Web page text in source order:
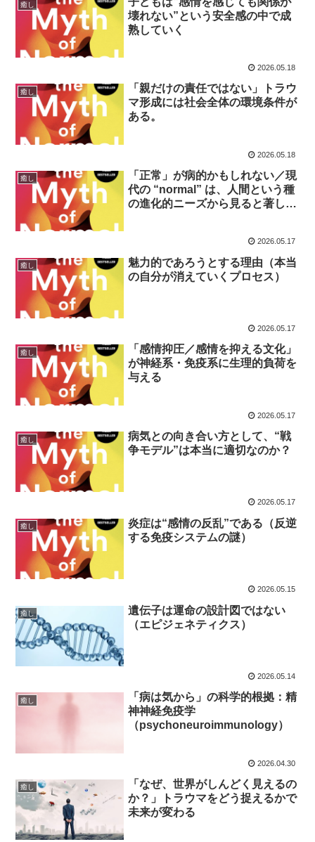
癒し
壊れない”という安全感の中で成
熟していく
2026.05.18
癒し
「親だけの責任ではない」トラウ
マ形成には社会全体の環境条件が
ある。
2026.05.18
癒し
「正常」が病的かもしれない／現
代の “normal” は、人間という種
の進化的ニーズから見ると著しく
2026.05.17
癒し
魅力的であろうとする理由（本当
の自分が消えていくプロセス）
2026.05.17
癒し
「感情抑圧／感情を抑える文化」
が神経系・免疫系に生理的負荷を
与える
2026.05.17
癒し
病気との向き合い方として、“戦
争モデル”は本当に適切なのか？
2026.05.17
癒し
炎症は“感情の反乱”である（反逆
する免疫システムの謎）
2026.05.15
癒し
遺伝子は運命の設計図ではない
（エピジェネティクス）
2026.05.14
癒し
「病は気から」の科学的根拠：精
神神経免疫学
（psychoneuroimmunology）
2026.04.30
癒し
「なぜ、世界がしんどく見えるの
か？」トラウマをどう捉えるかで
未来が変わる